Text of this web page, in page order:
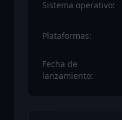
Sistema operativo:
Plataformas:
Fecha de
lanzamiento: